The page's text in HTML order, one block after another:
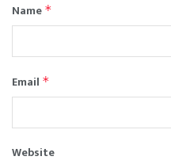
Name *
Email *
Website